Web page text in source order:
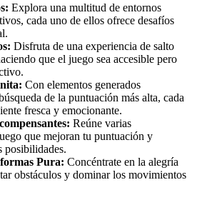
Explora una multitud de entornos
cada uno de ellos ofrece desafíos
Disfruta de una experiencia de salto
que el juego sea accesible pero
Con elementos generados
de la puntuación más alta, cada
fresca y emocionante.
Reúne varias
que mejoran tu puntuación y
posibilidades.
Pura: Concéntrate en la alegría
obstáculos y dominar los movimientos